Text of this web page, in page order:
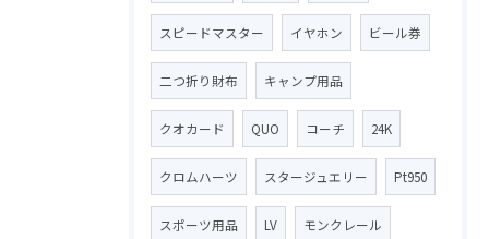
スピードマスター イヤホン ビール券
二つ折り財布 キャンプ用品
クオカード QUO コーチ 24K
クロムハーツ スタージュエリー Pt950
スポーツ用品 LV モンクレール